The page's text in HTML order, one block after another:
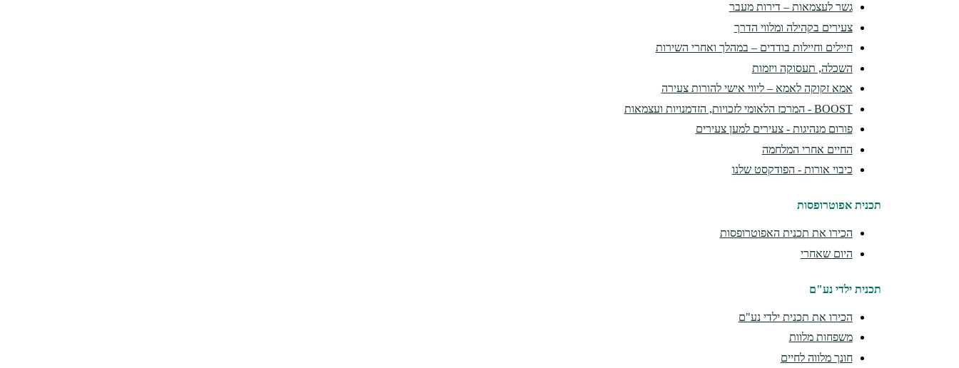
גשר לעצמאות – דירות מעבר
צעירים בקהילה ומלווי הדרך
חיילים וחיילות בודדים – במהלך ואחרי השירות
השכלה, תעסוקה ויזמות
אמא זקוקה לאמא – ליווי אישי להורות צעירה
BOOST - המרכז הלאומי לזכויות, הזדמנויות ועצמאות
פורום מנהיגות - צעירים למען צעירים
החיים אחרי המלחמה
כיבוי אורות - הפודקסט שלנו
תכנית אפוטרופסות
הכירו את תכנית האפוטרופסות
היום שאחרי
תכנית ילדי נע"ם
הכירו את תכנית ילדי נע"ם
משפחות מלוות
חונך מלווה לחיים